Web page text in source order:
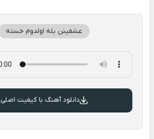
عشقینن بله اولدوم خسته
دانلود آهنگ با کیفیت اصلی